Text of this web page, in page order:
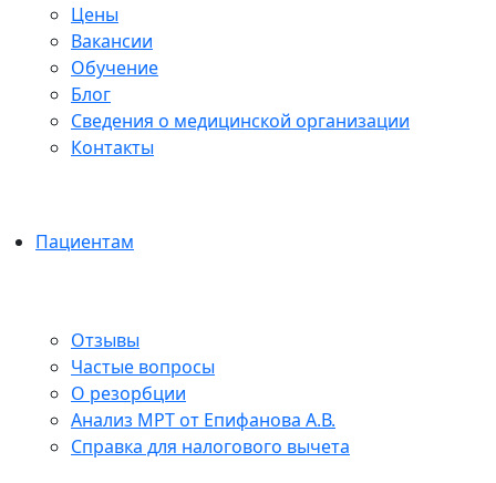
Цены
Вакансии
Обучение
Блог
Сведения о медицинской организации
Контакты
Пациентам
Отзывы
Частые вопросы
О резорбции
Анализ МРТ от Епифанова А.В.
Справка для налогового вычета